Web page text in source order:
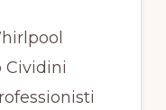
Cividini